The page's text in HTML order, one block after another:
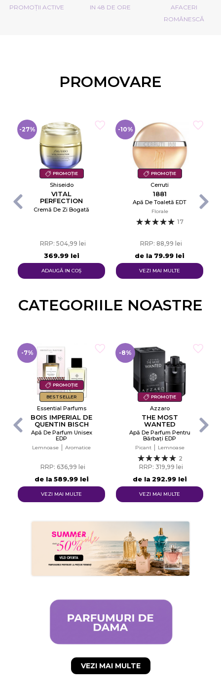
PROMOȚII ACTIVE IN 48 DE ORE
AFACERI
ROMÂNESCĂ
PROMOVARE
PROMOȚIE
-27%
Shiseido
VITAL
PERFECTION
UPLIFTING AND
Cremă De Zi Bogată
RRP: 504,99 lei
369,99 lei
ADAUGĂ IN COŞ
PROMOȚIE
-10%
Cerruti
1881
Apă De Toaletă EDT
Florale
17
de la
RRP: 88,99 lei
79,99 lei
VEZI MAI MULTE
CATEGORIILE NOASTRE​
PROMOȚIE
BESTSELLER
-7%
Essential Parfums
BOIS IMPERIAL DE
QUENTIN BISCH
Apă De Parfum Unisex
EDP
Lemnoase Aromatice
de la
RRP: 636,99 lei
589,99 lei
VEZI MAI MULTE
PROMOȚIE
-8%
Azzaro
THE MOST
WANTED
Apă De Parfum Pentru
Bărbați EDP
Picant Lemnoase
2
de la
RRP: 319,99 lei
292,99 lei
VEZI MAI MULTE
VEZI MAI MULTE
Creeaza o lista de dorinte
Numele listei de dorinte
Anuleaza
Creeaza o lista de dorinte